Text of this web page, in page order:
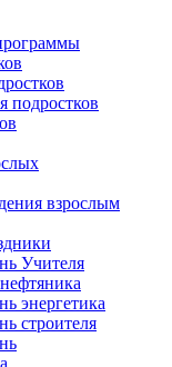
подростков
взрослым
Учителя
энергетика
строителя